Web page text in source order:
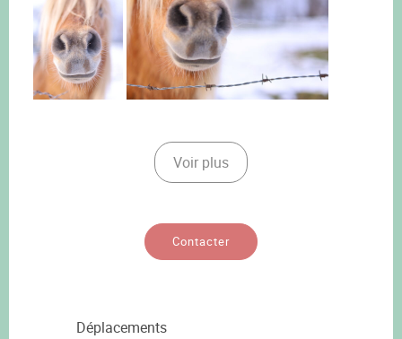
Voir plus
Contacter
Déplacements